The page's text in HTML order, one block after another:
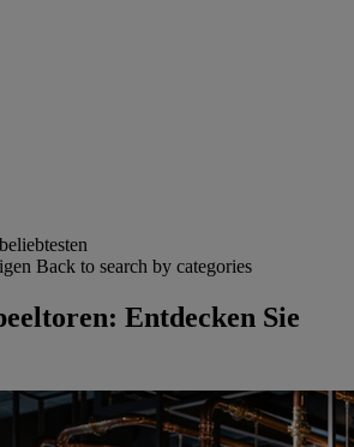
Back to search by categories
Entdecken Sie